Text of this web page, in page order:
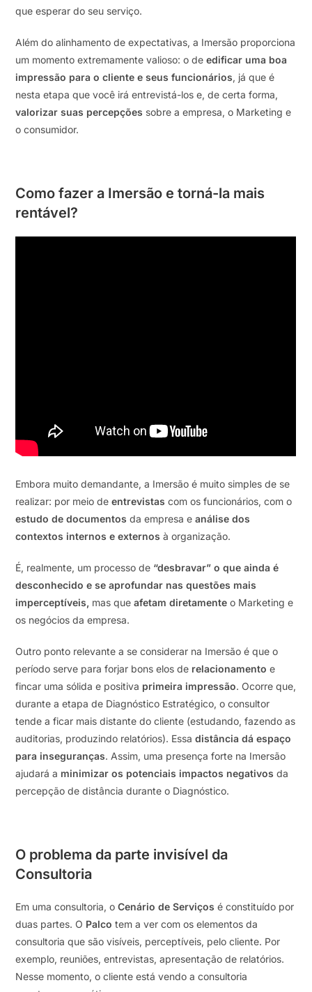
que esperar do seu serviço.
Além do alinhamento de expectativas, a Imersão proporciona
um momento extremamente valioso: o deedificar uma boa
impressão para o cliente e seus funcionários, já que é
nesta etapa que você irá entrevistá-los e, de certa forma,
valorizar suas percepções sobre a empresa, o Marketing e
o consumidor.
Como fazer a Imersão e torná-la mais
rentável?
Embora muito demandante, a Imersão é muito simples de se
realizar: por meio deentrevistas com os funcionários, com o
estudo de documentos da empresa eanálise dos
contextos internos e externos à organização.
É, realmente, um processo de “desbravar” o que ainda é
desconhecido e se aprofundar nas questões mais
imperceptíveis, mas queafetam diretamente o Marketing e
os negócios da empresa.
Outro ponto relevante a se considerar na Imersão é que o
período serve para forjar bons elos de relacionamentoe
fincar uma sólida e positiva primeira impressão. Ocorre que,
durante a etapa de Diagnóstico Estratégico, o consultor
tende a ficar mais distante do cliente (estudando, fazendo as
auditorias, produzindo relatórios). Essadistância dá espaço
para inseguranças. Assim, uma presença forte na Imersão
ajudará a minimizar os potenciais impactos negativosda
percepção de distância durante o Diagnóstico.
O problema da parte invisível da
Consultoria
Em uma consultoria, oCenário de Serviços é constituído por
duas partes. O Palcotem a ver com os elementos da
consultoria que são visíveis, perceptíveis, pelo cliente. Por
exemplo, reuniões, entrevistas, apresentação de relatórios.
Nesse momento, o cliente está vendo a consultoria